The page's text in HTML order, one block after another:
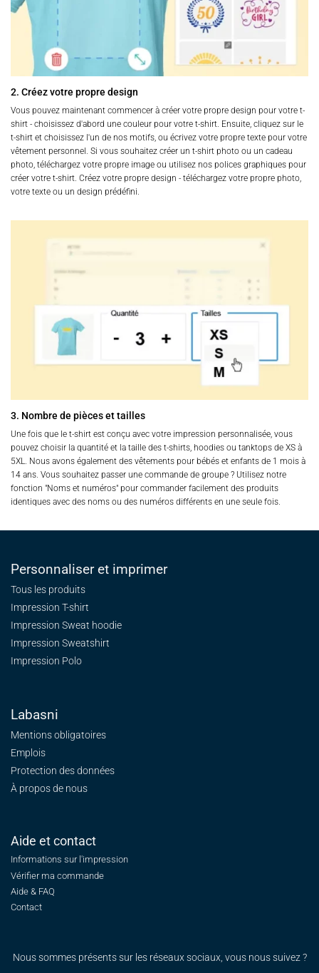
2. Créez votre propre design
Vous pouvez maintenant commencer à créer votre propre design pour votre t-
shirt - choisissez d'abord une couleur pour votre t-shirt. Ensuite, cliquez sur le
t-shirt et choisissez l'un de nos motifs, ou écrivez votre propre texte pour votre
vêtement personnel. Si vous souhaitez créer un t-shirt photo ou un cadeau
photo, téléchargez votre propre image ou utilisez nos polices graphiques pour
créer votre t-shirt. Créez votre propre design - téléchargez votre propre photo,
votre texte ou un design prédéfini.
3. Nombre de pièces et tailles
Une fois que le t-shirt est conçu avec votre impression personnalisée, vous
pouvez choisir la quantité et la taille des t-shirts, hoodies ou tanktops de XS à
5XL. Nous avons également des vêtements pour bébés et enfants de 1 mois à
14 ans. Vous souhaitez passer une commande de groupe ? Utilisez notre
fonction "Noms et numéros" pour commander facilement des produits
identiques avec des noms ou des numéros différents en une seule fois.
Personnaliser et imprimer
Tous les produits
Impression T-shirt
Impression Sweat hoodie
Impression Sweatshirt
Impression Polo
Labasni
Mentions obligatoires
Emplois
Protection des données
À propos de nous
Aide et contact
Informations sur l'impression
Vérifier ma commande
Aide & FAQ
Contact
Nous sommes présents sur les réseaux sociaux, vous nous suivez ?